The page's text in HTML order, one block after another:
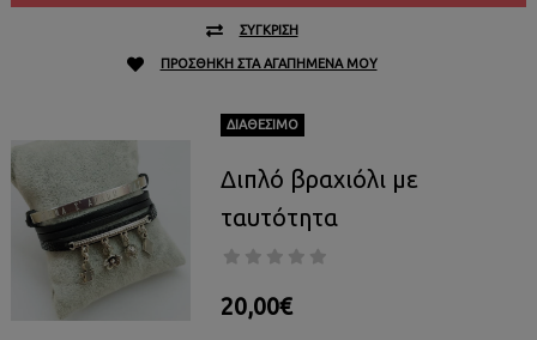
ΣΎΓΚΡΙΣΗ
ΠΡΟΣΘΉΚΗ ΣΤΑ ΑΓΑΠΗΜΈΝΑ ΜΟΥ
ΔΙΑΘΈΣΙΜΟ
Διπλό βραχιόλι με
ταυτότητα
20,00€